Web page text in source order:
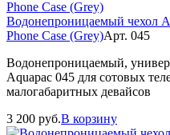
Водонепроницаемый чехол
Phone Case (Grey)Арт. 045
Водонепроницаемый,
Aquapac 045 для сотовых
малогабаритных девайсов
3 200 руб.В корзину